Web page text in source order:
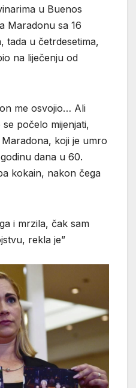
u Buenos
Maradonu sa 16
tada u četrdesetima,
na liječenju od
me osvojio… Ali
počelo mijenjati,
koji je umro
dana u 60.
kokain, nakon čega
i mrzila, čak sam
rekla je”